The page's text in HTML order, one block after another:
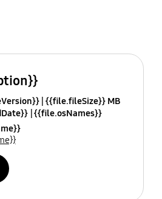
{{file.fileSize}} MB
{{file.osNames}}